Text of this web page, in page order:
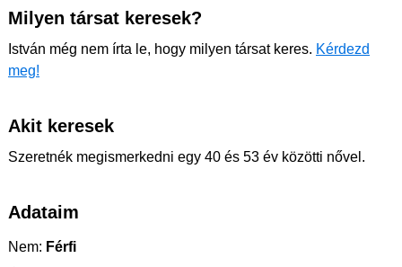
Milyen társat keresek?
István még nem írta le, hogy milyen társat keres. Kérdezd
meg!
Akit keresek
Szeretnék megismerkedni egy 40 és 53 év közötti nővel.
Adataim
Nem: Férfi